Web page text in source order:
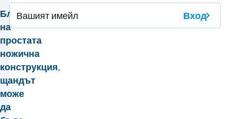
Благодарение
на
простата
ножична
конструкция,
щандът
може
да
Вход